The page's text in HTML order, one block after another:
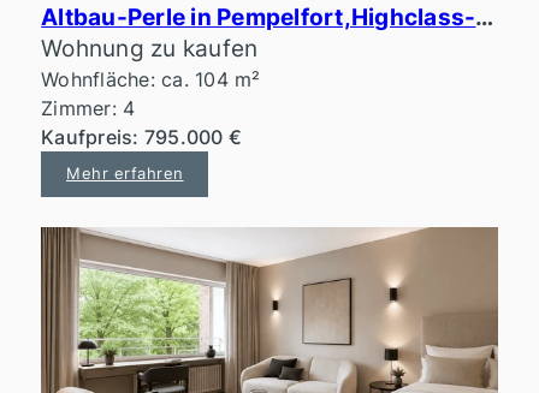
Altbau-Perle in Pempelfort,Highclass-Ausstattung, Erstbezug
Wohnung zu kaufen
Wohnfläche: ca. 104 m²
Zimmer: 4
Kaufpreis: 795.000 €
Mehr erfahren